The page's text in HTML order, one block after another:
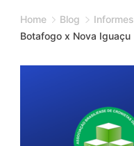
Agency
Home Blog Informes
Botafogo x Nova Iguaçu